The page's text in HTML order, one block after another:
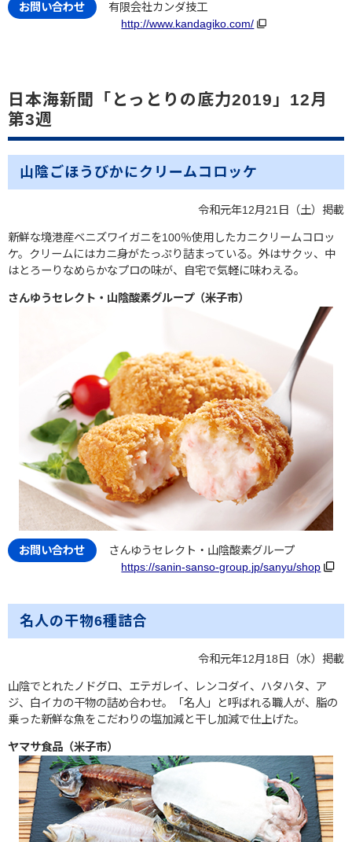
有限会社カンダ技工
http://www.kandagiko.com/
日本海新聞「とっとりの底力2019」12月
第3週
山陰ごほうびかにクリームコロッケ
令和元年12月21日（土）掲載
新鮮な境港産ベニズワイガニを100％使用したカニクリームコロッ
ケ。クリームにはカニ身がたっぷり詰まっている。外はサクッ、中
はとろーりなめらかなプロの味が、自宅で気軽に味わえる。
さんゆうセレクト・山陰酸素グループ（米子市）
さんゆうセレクト・山陰酸素グループ
https://sanin-sanso-group.jp/sanyu/shop
名人の干物6種詰合
令和元年12月18日（水）掲載
山陰でとれたノドグロ、エテガレイ、レンコダイ、ハタハタ、ア
ジ、白イカの干物の詰め合わせ。「名人」と呼ばれる職人が、脂の
乗った新鮮な魚をこだわりの塩加減と干し加減で仕上げた。
ヤマサ食品（米子市）